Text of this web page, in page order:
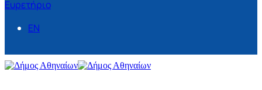
Ευρετήριο
EN